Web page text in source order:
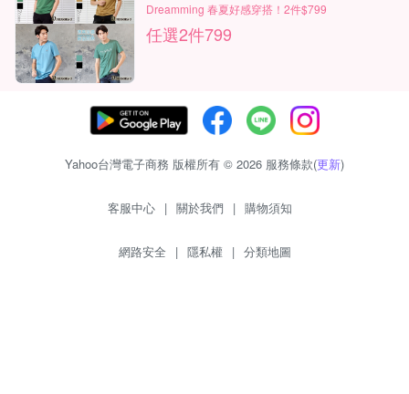
Dreamming 春夏好感穿搭！2件$799
任選2件799
Yahoo台灣電子商務 版權所有 © 2026 服務條款(更新)
客服中心 | 關於我們 | 購物須知
網路安全 | 隱私權 | 分類地圖